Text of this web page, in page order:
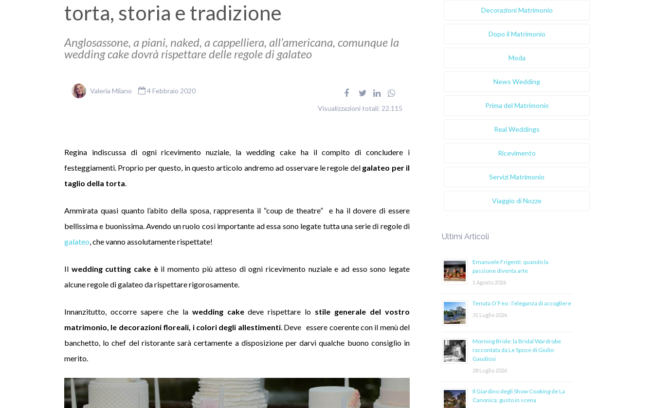
torta, storia e tradizione
Anglosassone, a piani, naked, a cappelliera, all’americana, comunque la
wedding cake dovrà rispettare delle regole di galateo
Valeria Milano 4 Febbraio 2020
Visualizzazioni totali: 22.115
Regina indiscussa di ogni ricevimento nuziale, la wedding cake ha il compito di concludere i
festeggiamenti. Proprio per questo, in questo articolo andremo ad osservare le regole del galateo per il
taglio della torta.
Ammirata quasi quanto l’abito della sposa, rappresenta il “coup de theatre” e ha il dovere di essere
bellissima e buonissima. Avendo un ruolo così importante ad essa sono legate tutta una serie di regole di
galateo, che vanno assolutamente rispettate!
Il wedding cutting cake èil momento più atteso di ogni ricevimento nuziale e ad esso sono legate
alcune regole di galateo da rispettare rigorosamente.
Innanzitutto, occorre sapere che la wedding cakedeve rispettare lo stile generale del vostro
matrimonio, le decorazioni floreali, i colori degli allestimenti. Deve essere coerente con il menù del
banchetto, lo chef del ristorante sarà certamente a disposizione per darvi qualche buono consiglio in
merito.
Decorazioni Matrimonio
Dopo il Matrimonio
Moda
News Wedding
Prima del Matrimonio
Real Weddings
Ricevimento
Servizi Matrimonio
Viaggio di Nozze
Ultimi Articoli
Emanuele Frigenti: quando la
passione diventa arte
1 Agosto 2026
Tenuta O’Feo : l’eleganza di accogliere
31 Luglio 2026
Morning Bride: la Bridal Wardrobe
raccontata da Le Spose di Giulio
Gaudiosi
28 Luglio 2026
Il Giardino degli Show Cooking de La
Canonica: gusto in scena